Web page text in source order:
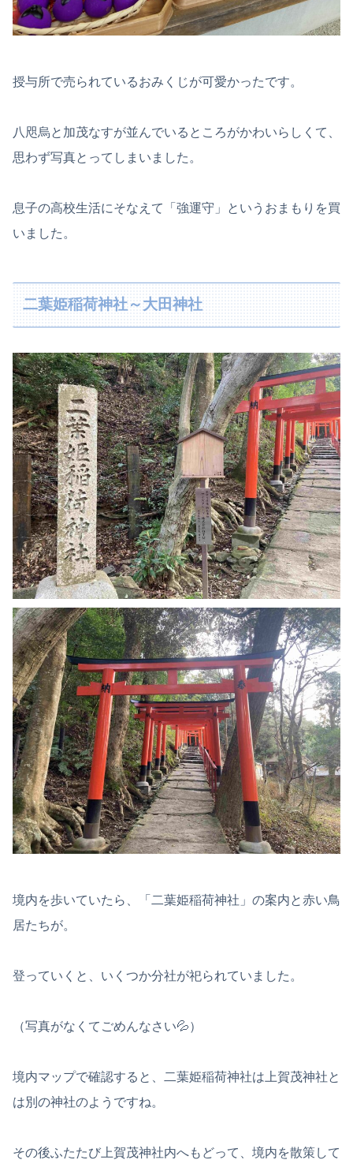
授与所で売られているおみくじが可愛かったです。
八咫烏と加茂なすが並んでいるところがかわいらしくて、
思わず写真とってしまいました。
息子の高校生活にそなえて「強運守」というおまもりを買
いました。
二葉姫稲荷神社～大田神社
境内を歩いていたら、「二葉姫稲荷神社」の案内と赤い鳥
居たちが。
登っていくと、いくつか分社が祀られていました。
（写真がなくてごめんなさい💦）
境内マップで確認すると、二葉姫稲荷神社は上賀茂神社と
は別の神社のようですね。
その後ふたたび上賀茂神社内へもどって、境内を散策して